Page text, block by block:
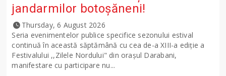
jandarmilor botoșăneni!
Thursday, 6 August 2026
Seria evenimentelor publice specifice sezonului estival
continuă în această săptămână cu cea de-a XIII-a ediție a
Festivalului ,,Zilele Nordului" din orașul Darabani,
manifestare cu participare nu...